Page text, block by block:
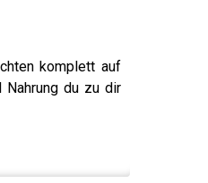
komplett auf
du zu dir